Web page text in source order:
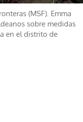
(MSF). Emma
sobre medidas
en el distrito de